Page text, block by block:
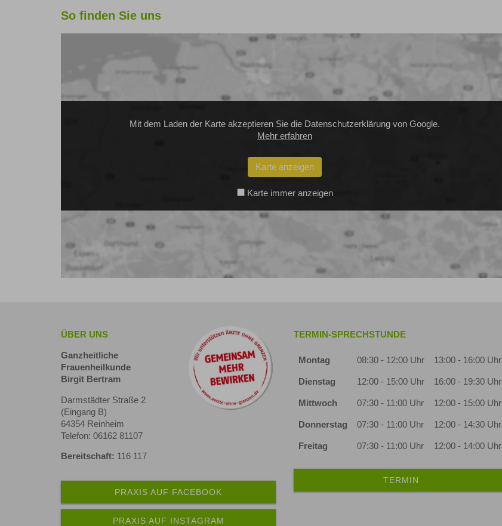
So finden Sie uns
Mit dem Laden der Karte akzeptieren Sie die Datenschutzerklärung von Google.
Mehr erfahren
Karte anzeigen
Karte immer anzeigen
ÜBER UNS
Ganzheitliche
Frauenheilkunde
Birgit Bertram
Darmstädter Straße 2
(Eingang B)
64354 Reinheim
Telefon: 06162 81107
Bereitschaft: 116 117
PRAXIS AUF FACEBOOK
PRAXIS AUF INSTAGRAM
TERMIN-SPRECHSTUNDE
Montag 08:30 - 12:00 Uhr 13:00 - 16:00 Uhr
Dienstag 12:00 - 15:00 Uhr 16:00 - 19:30 Uhr
Mittwoch 07:30 - 11:00 Uhr 12:00 - 15:00 Uhr
Donnerstag 07:30 - 11:00 Uhr 12:00 - 14:30 Uhr
Freitag 07:30 - 11:00 Uhr 12:00 - 14:00 Uhr
TERMIN